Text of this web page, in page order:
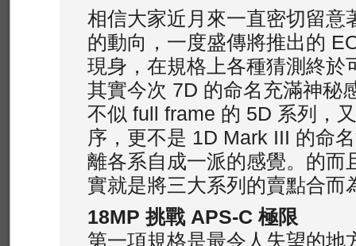
相信大家近月來一直密切留意
的動向，一度盛傳將推出的
現身，在規格上各種猜測終於
其實今次 7D 的命名充滿神秘
不似 full frame 的 5D 系列，
序，更不是 1D Mark III 的命
離各系自成一派的感覺。的而
實就是將三大系列的賣點合而
18MP 挑戰 APS-C 極限
第一項規格是最令人失望的地